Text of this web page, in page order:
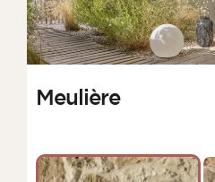
Meulière